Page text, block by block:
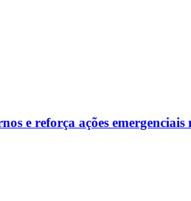
e reforça ações